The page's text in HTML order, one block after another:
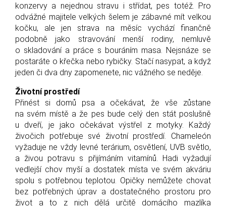
konzervy a nejednou stravu i střídat, pes totéž. Pro
odvážné majitele velkých šelem je zábavné mít velkou
kočku, ale jen strava na měsíc vychází finančně
podobně jako stravování menší rodiny, nemluvě
o skladování a práce s bouráním masa. Nejsnáze se
postaráte o křečka nebo rybičky. Stačí nasypat, a když
jeden či dva dny zapomenete, nic vážného se neděje.
Životní prostředí
Přinést si domů psa a očekávat, že vše zůstane
na svém místě a že pes bude celý den stát poslušně
u dveří, je jako očekávat výstřel z motyky. Každý
živočich potřebuje své životní prostředí. Chameleón
vyžaduje ne vždy levné terárium, osvětlení, UVB světlo,
a živou potravu s přijímáním vitamínů. Hadi vyžadují
vedlejší chov myší a dostatek místa ve svém akváriu
spolu s potřebnou teplotou. Opičky nemůžete chovat
bez potřebných úprav a dostatečného prostoru pro
život a to z nich dělá určitě domácího mazlíka